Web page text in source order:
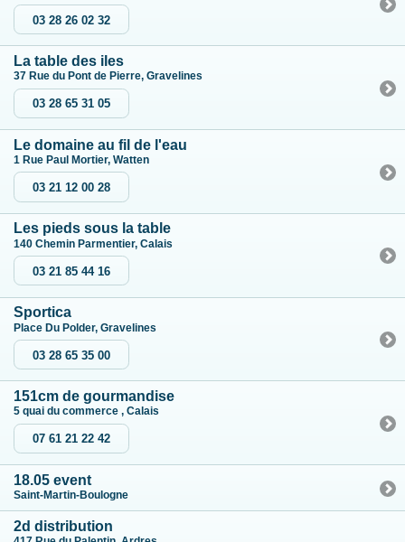
03 28 26 02 32
La table des iles
37 Rue du Pont de Pierre, Gravelines
03 28 65 31 05
Le domaine au fil de l'eau
1 Rue Paul Mortier, Watten
03 21 12 00 28
Les pieds sous la table
140 Chemin Parmentier, Calais
03 21 85 44 16
Sportica
Place Du Polder, Gravelines
03 28 65 35 00
151cm de gourmandise
5 quai du commerce , Calais
07 61 21 22 42
18.05 event
Saint-Martin-Boulogne
2d distribution